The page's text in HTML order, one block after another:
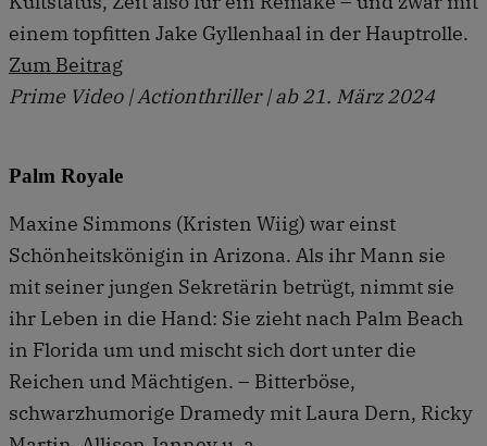
einem topfitten Jake Gyllenhaal in der Hauptrolle.
Zum Beitrag
Prime Video | Actionthriller | ab 21. März 2024
Palm Royale
Maxine Simmons (Kristen Wiig) war einst
Schönheitskönigin in Arizona. Als ihr Mann sie
mit seiner jungen Sekretärin betrügt, nimmt sie
ihr Leben in die Hand: Sie zieht nach Palm Beach
in Florida um und mischt sich dort unter die
Reichen und Mächtigen. – Bitterböse,
schwarzhumorige Dramedy mit Laura Dern, Ricky